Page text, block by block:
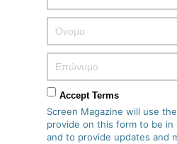
σε αυτόν τον πλοηγό για την
Accept Terms
Screen Magazine will use
provide on this form to be
and to provide updates and